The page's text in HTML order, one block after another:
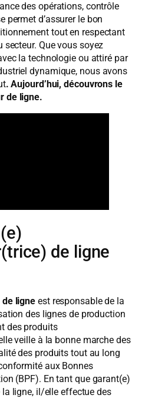
des opérations, contrôle
permet d’assurer le bon
tout en respectant
secteur. Que vous soyez
la technologie ou attiré par
dynamique, nous avons
. Aujourd’hui, découvrons le
de ligne.
de ligne
ligne est responsable de la
des lignes de production
des produits
veille à la bonne marche des
des produits tout au long
aux Bonnes
(BPF). En tant que garant(e)
ligne, il/elle effectue des